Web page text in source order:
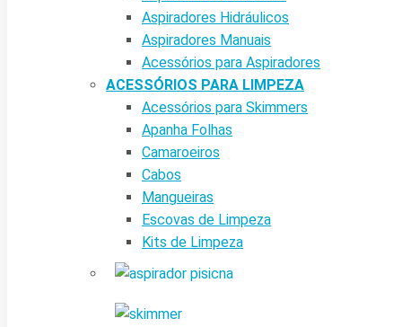
Aspiradores Hidráulicos
Aspiradores Manuais
Acessórios para Aspiradores
ACESSÓRIOS PARA LIMPEZA
Acessórios para Skimmers
Apanha Folhas
Camaroeiros
Cabos
Mangueiras
Escovas de Limpeza
Kits de Limpeza